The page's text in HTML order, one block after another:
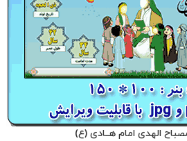
مصباح الهدی امام هــادی (ع)